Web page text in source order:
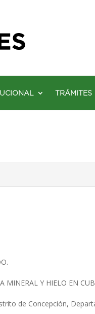
TRÁMITES
MINERAL Y HIELO EN
de Concepción,